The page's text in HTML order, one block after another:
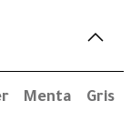
Menta Gris